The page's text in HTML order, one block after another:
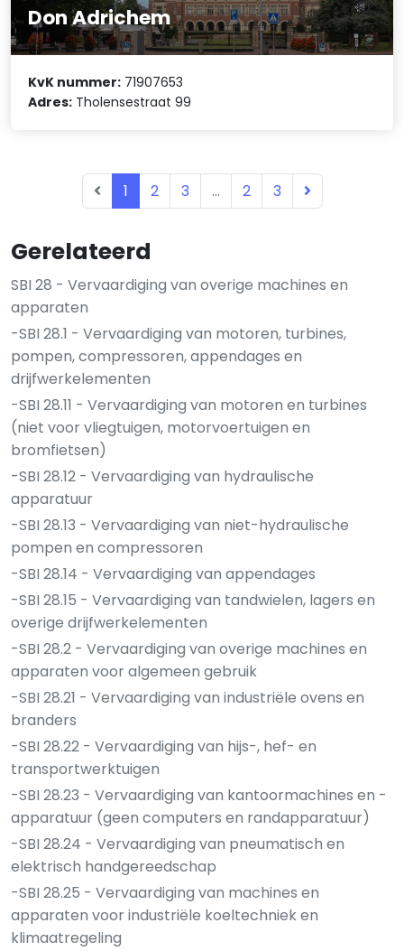
Gerelateerd
SBI 28 - Vervaardiging van overige machines en
apparaten
-SBI 28.1 - Vervaardiging van motoren, turbines,
pompen, compressoren, appendages en
drijfwerkelementen
-SBI 28.11 - Vervaardiging van motoren en turbines
(niet voor vliegtuigen, motorvoertuigen en
bromfietsen)
-SBI 28.12 - Vervaardiging van hydraulische
apparatuur
-SBI 28.13 - Vervaardiging van niet-hydraulische
pompen en compressoren
-SBI 28.14 - Vervaardiging van appendages
-SBI 28.15 - Vervaardiging van tandwielen, lagers en
overige drijfwerkelementen
-SBI 28.2 - Vervaardiging van overige machines en
apparaten voor algemeen gebruik
-SBI 28.21 - Vervaardiging van industriële ovens en
branders
-SBI 28.22 - Vervaardiging van hijs-, hef- en
transportwerktuigen
-SBI 28.23 - Vervaardiging van kantoormachines en -
apparatuur (geen computers en randapparatuur)
-SBI 28.24 - Vervaardiging van pneumatisch en
elektrisch handgereedschap
-SBI 28.25 - Vervaardiging van machines en
apparaten voor industriële koeltechniek en
klimaatregeling
Don Adrichem
KvK nummer: 71907653
Adres: Tholensestraat 99
1 2 3 ... 2 3